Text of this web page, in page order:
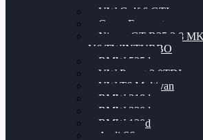
VW Golf 6 GTI
Cupra Formentor
Nissan GT-R35 3.8
V6 TWINTURBO
BMW 525d
VW Passat 2.0TDI
VW T6 Multivan
BMW 318d
BMW 320d
BMW 120d
Audi S6